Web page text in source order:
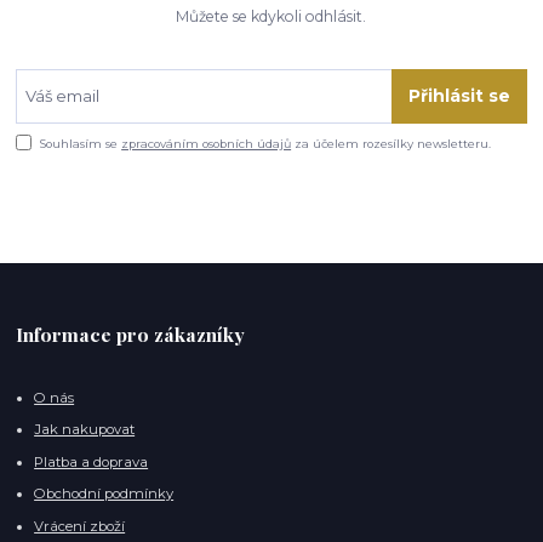
Můžete se kdykoli odhlásit.
Přihlásit se
Souhlasím se zpracováním osobních údajů za účelem rozesílky newsletteru.
Informace pro zákazníky
O nás
Jak nakupovat
Platba a doprava
Obchodní podmínky
Vrácení zboží